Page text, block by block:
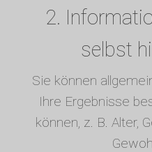
2.
selbst
Sie können
Ihre Ergebnisse
können, z. B. Alter,